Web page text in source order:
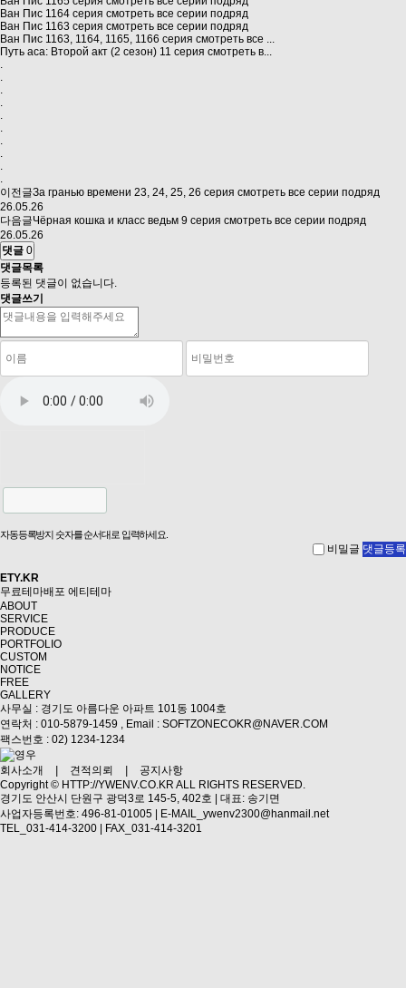
Ван Пис 1164 серия смотреть все серии подряд
Ван Пис 1163 серия смотреть все серии подряд
Ван Пис 1163, 1164, 1165, 1166 серия смотреть все ...
Путь аса: Второй акт (2 сезон) 11 серия смотреть в...
.
.
.
.
.
.
.
.
.
.
이전글За гранью времени 23, 24, 25, 26 серия смотреть все серии подряд
26.05.26
다음글Чёрная кошка и класс ведьм 9 серия смотреть все серии подряд
26.05.26
댓글 0
댓글목록
등록된 댓글이 없습니다.
댓글쓰기
자동등록방지 숫자를 순서대로 입력하세요.
비밀글 댓글등록
ETY.KR
무료테마배포 에티테마
ABOUT
SERVICE
PRODUCE
PORTFOLIO
CUSTOM
NOTICE
FREE
GALLERY
사무실 : 경기도 아름다운 아파트 101동 1004호
연락처 : 010-5879-1459 , Email : SOFTZONECOKR@NAVER.COM
팩스번호 : 02) 1234-1234
회사소개 견적의뢰
공지사항
Copyright © HTTP://YWENV.CO.KR ALL RIGHTS RESERVED.
경기도 안산시 단원구 광덕3로 145-5, 402호 | 대표: 송기면
사업자등록번호: 496-81-01005 | E-MAIL_ywenv2300@hanmail.net
TEL_031-414-3200 | FAX_031-414-3201